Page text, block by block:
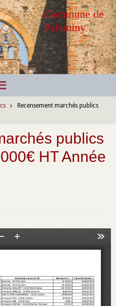
Commune de
Palaminy
Recensement marchés publics
publics
HT Année